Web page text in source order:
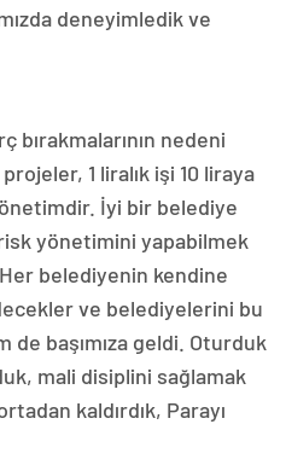
deneyimledik ve
bırakmalarının nedeni
1 liralık işi 10 liraya
İyi bir belediye
yönetimini yapabilmek
belediyenin kendine
ve belediyelerini bu
de başımıza geldi. Oturduk
mali disiplini sağlamak
kaldırdık, Parayı